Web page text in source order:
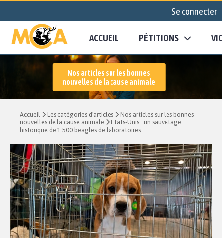
Se connecter
ACCUEIL PÉTITIONS
Nos articles sur les bonnes
nouvelles de la cause animale
Accueil Les catégories d'articles
Nos articles sur les bonnes
nouvelles de la cause animale
États-Unis : un sauvetage
historique de 1 500 beagles de laboratoires